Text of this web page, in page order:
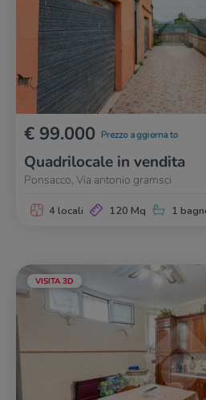
€ 99.000 Prezzo aggiornato
Quadrilocale in vendita
Ponsacco, Via antonio gramsci
4 locali 120 Mq 1
VISITA 3D